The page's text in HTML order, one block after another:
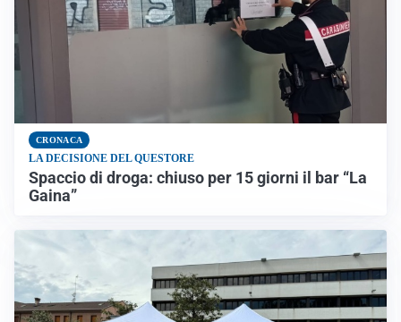
CRONACA
LA DECISIONE DEL QUESTORE
Spaccio di droga: chiuso per 15 giorni il bar “La
Gaina”